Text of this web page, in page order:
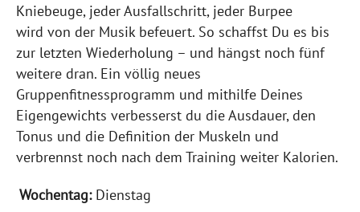
Kniebeuge, jeder Ausfallschritt, jeder Burpee
wird von der Musik befeuert. So schaffst Du es bis
zur letzten Wiederholung – und hängst noch fünf
weitere dran. Ein völlig neues
Gruppenfitnessprogramm und mithilfe Deines
Eigengewichts verbesserst du die Ausdauer, den
Tonus und die Definition der Muskeln und
verbrennst noch nach dem Training weiter Kalorien.
Dienstag